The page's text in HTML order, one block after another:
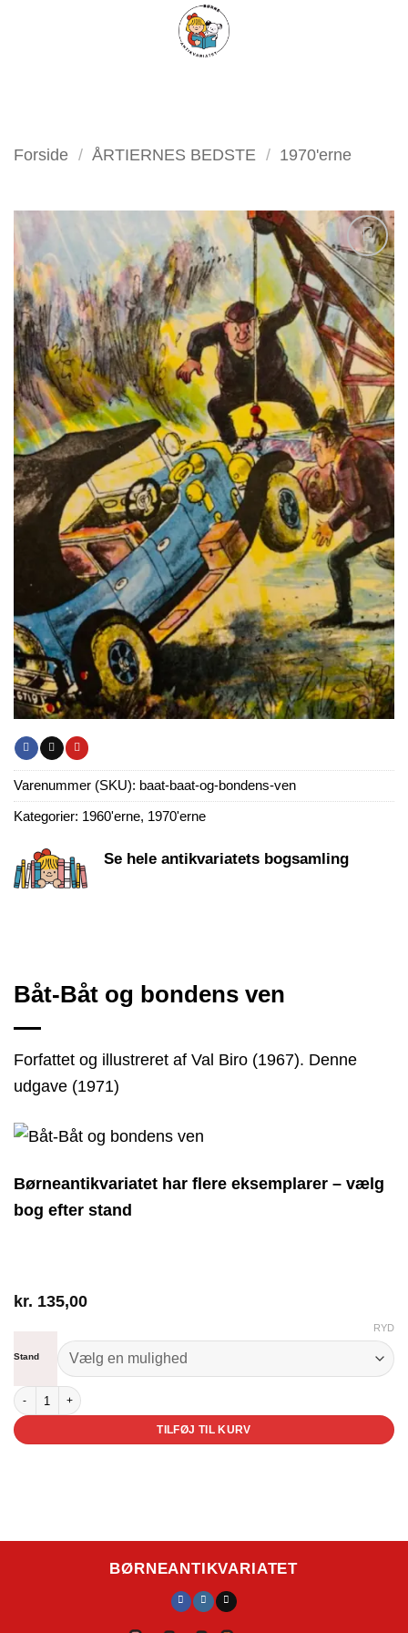
FILTER
Forside / ÅRTIERNES BEDSTE / 1970'erne
Tilføj
som
favorit
Varenummer (SKU): baat-baat-og-bondens-ven
Kategorier: 1960'erne, 1970'erne
Se hele antikvariatets bogsamling
Båt-Båt og bondens ven
Forfattet og illustreret af Val Biro (1967). Denne
udgave (1971)
Børneantikvariatet har flere eksemplarer – vælg
bog efter stand
kr. 135,00
Stand
RYD
Båt-Båt og bondens ven antal
TILFØJ TIL KURV
BØRNEANTIKVARIATET